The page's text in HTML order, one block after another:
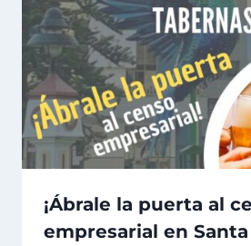
¡Ábrale la puerta al
empresarial en Santa